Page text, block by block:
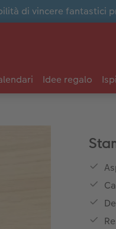
di vincere fantastici
Idee regalo